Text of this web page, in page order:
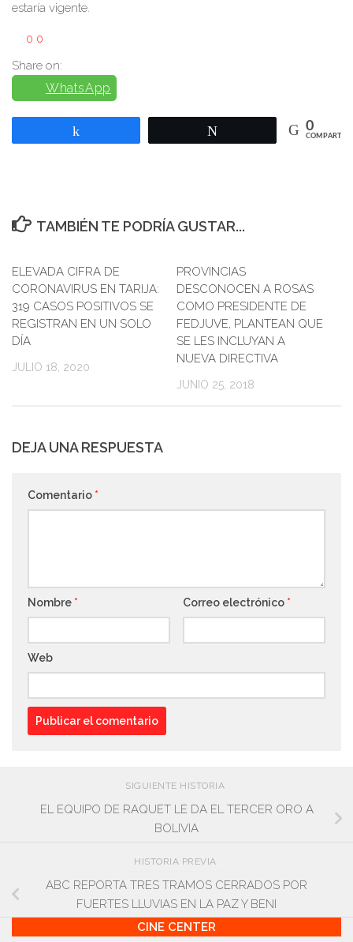
estaría vigente.
0 0
Share on:
WhatsApp
0
COMPARTIR
TAMBIÉN TE PODRÍA GUSTAR...
ELEVADA CIFRA DE
CORONAVIRUS EN TARIJA:
319 CASOS POSITIVOS SE
REGISTRAN EN UN SOLO
DÍA
JULIO 18, 2020
PROVINCIAS
DESCONOCEN A ROSAS
COMO PRESIDENTE DE
FEDJUVE, PLANTEAN QUE
SE LES INCLUYAN A
NUEVA DIRECTIVA
JUNIO 25, 2018
DEJA UNA RESPUESTA
Comentario *
Nombre * Correo electrónico *
Web
SIGUIENTE HISTORIA
EL EQUIPO DE RAQUET LE DA EL TERCER ORO A
BOLIVIA
HISTORIA PREVIA
ABC REPORTA TRES TRAMOS CERRADOS POR
FUERTES LLUVIAS EN LA PAZ Y BENI
CINE CENTER